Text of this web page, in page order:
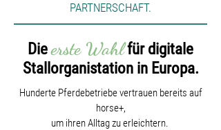
PARTNERSCHAFT.
Dieerste Wahlfür digitale
Stallorganistation in Europa.
Hunderte Pferdebetriebe vertrauen bereits auf
horse+,
um ihren Alltag zu erleichtern.